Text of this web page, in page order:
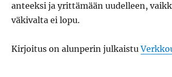
anteeksi ja yrittämään uudelleen,
väkivalta ei lopu.
Kirjoitus on alunperin julkaistu